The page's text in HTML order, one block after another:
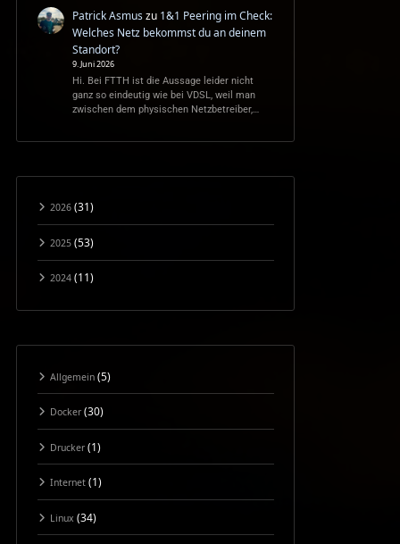
Patrick Asmuszu 1&1 Peering im Check:
Welches Netz bekommst du an deinem
Standort?
9. Juni 2026
Hi. Bei FTTH ist die Aussage leider nicht
ganz so eindeutig wie bei VDSL, weil man
zwischen dem physischen Netzbetreiber,…
2026(31)
2025(53)
2024(11)
Allgemein(5)
Docker(30)
Drucker(1)
Internet(1)
Linux (34)